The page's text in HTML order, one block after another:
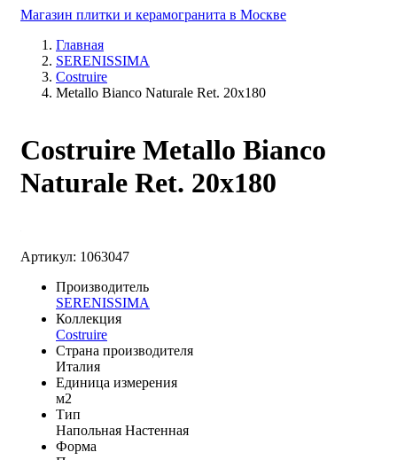
Магазин плитки и керамогранита в Москве
Главная
SERENISSIMA
Costruire
Metallo Bianco Naturale Ret. 20x180
Costruire Metallo Bianco
Naturale Ret. 20x180
Артикул: 1063047
Производитель
SERENISSIMA
Коллекция
Costruire
Страна производителя
Италия
Единица измерения
м2
Тип
Напольная Настенная
Форма